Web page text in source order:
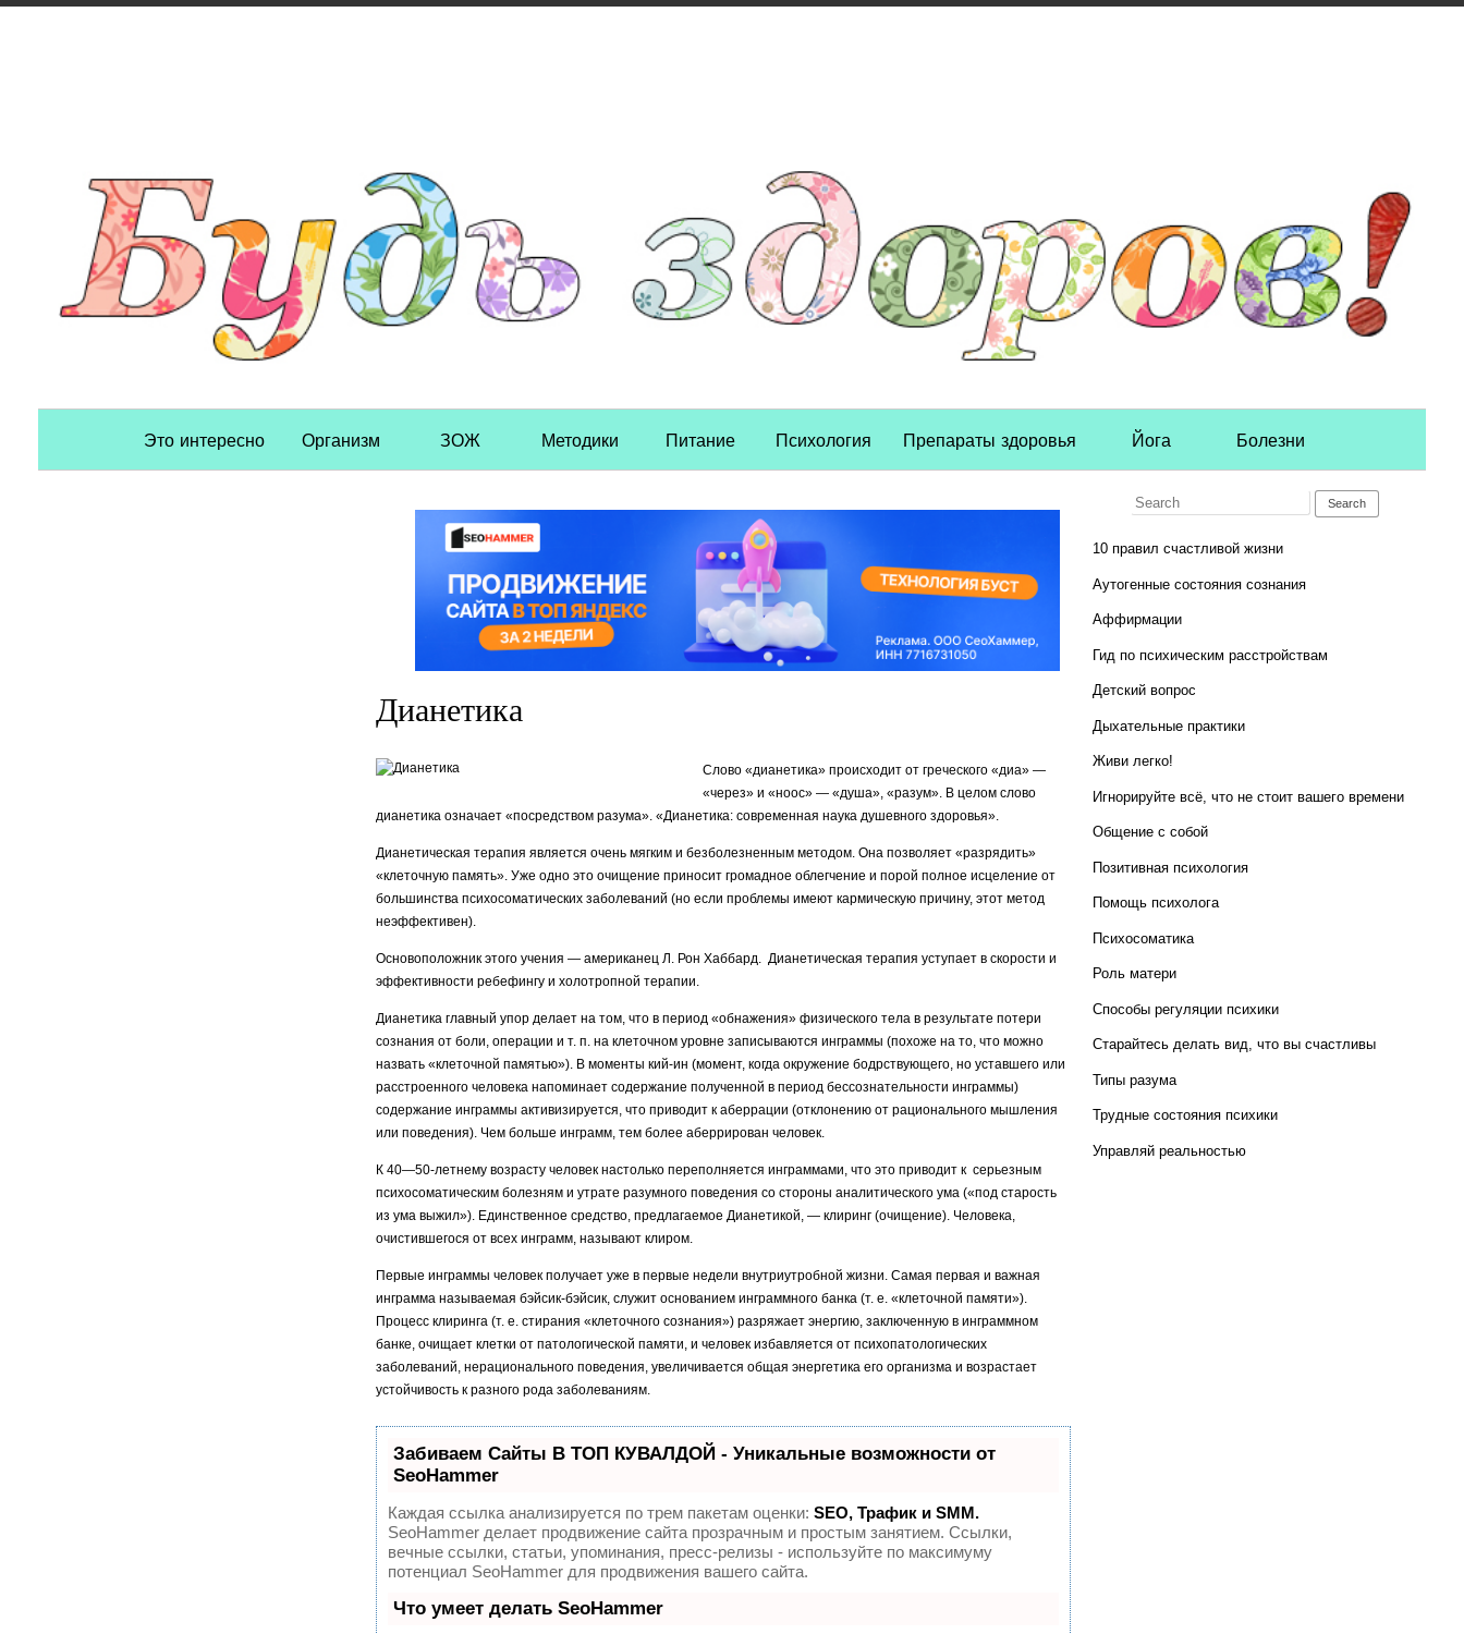
Это интересно Организм ЗОЖ Методики Питание Психология Препараты здоровья Йога Болезни
Дианетика
Слово «дианетика» происходит от греческого «диа» —
«через» и «ноос» — «душа», «разум». В целом слово
диане­тика означает «посредством разума». «Дианетика: современная наука душевного здоровья».
Ди­анетическая терапия является очень мягким и безболезненным методом. Она позволяет «разрядить»
«клеточную память». Уже одно это очищение приносит громадное облег­чение и порой полное исцеление от
большинства психосо­матических заболеваний (но если проблемы имеют кармиче­скую причину, этот метод
неэффективен).
Основоположник этого учения — американец Л. Рон Хаб­бард. Дианетическая терапия уступает в скорости и
эффективности ребефингу и холотропной терапии.
Дианетика главный упор делает на том, что в период «обнажения» физического тела в результате потери
сознания от боли, операции и т. п. на клеточном уровне записываются инграммы (похоже на то, что можно
назвать «клеточной памятью»). В моменты кий-ин (момент, когда окружение бодрствующего, но уставшего или
расстроенного человека напоминает содержание полученной в период бессознательности инграммы)
содержание инграммы активизируется, что приводит к аберрации (отклонению от рационального мышления
или поведения). Чем больше инграмм, тем более аберрирован человек.
К 40—50-летнему возрасту человек настолько переполняется инграммами, что это приводит к серьезным
психосоматическим болезням и утрате разумного поведения со стороны аналитического ума («под старость
из ума выжил»). Единственное средство, предлагаемое Дианетикой, — клиринг (очищение). Человека,
очистившегося от всех инграмм, называют клиром.
Первые инграммы человек получает уже в первые недели внутриутробной жизни. Самая первая и важная
инграмма называемая бэйсик-бэйсик, служит основанием инграммного банка (т. е. «клеточной памяти»).
Процесс клиринга (т. е. стирания «клеточного сознания») разряжает энергию, заключенную в инграммном
банке, очищает клетки от патологической памяти, и человек избавляется от психопатологических
заболеваний, нерационального поведения, увеличивается общая энергетика его организма и возрастает
устойчивость к разного рода заболеваниям.
Забиваем Сайты В ТОП КУВАЛДОЙ - Уникальные возможности от
SeoHammer
Каждая ссылка анализируется по трем пакетам оценки: SEO, Трафик и SMM.
SeoHammer делает продвижение сайта прозрачным и простым занятием. Ссылки,
вечные ссылки, статьи, упоминания, пресс-релизы - используйте по максимуму
потенциал SeoHammer для продвижения вашего сайта.
Что умеет делать SeoHammer
Search for:
10 правил счастливой жизни
Аутогенные состояния сознания
Аффирмации
Гид по психическим расстройствам
Детский вопрос
Дыхательные практики
Живи легко!
Игнорируйте всё, что не стоит вашего времени
Общение с собой
Позитивная психология
Помощь психолога
Психосоматика
Роль матери
Способы регуляции психики
Старайтесь делать вид, что вы счастливы
Типы разума
Трудные состояния психики
Управляй реальностью